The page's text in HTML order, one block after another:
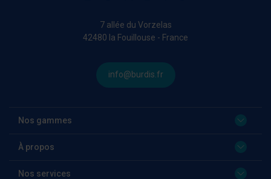
7 allée du Vorzelas
42480 la Fouillouse - France
info@burdis.fr
Nos gammes
À propos
Nos services